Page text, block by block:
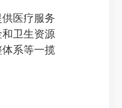
医疗服务
卫生资源
系等一揽